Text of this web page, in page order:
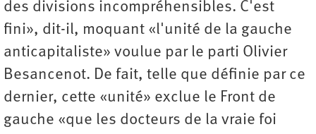
des divisions incompréhensibles. C'est
fini», dit-il, moquant «l'unité de la gauche
anticapitaliste» voulue par le parti Olivier
Besancenot. De fait, telle que définie par ce
dernier, cette «unité» exclue le Front de
gauche «que les docteurs de la vraie foi